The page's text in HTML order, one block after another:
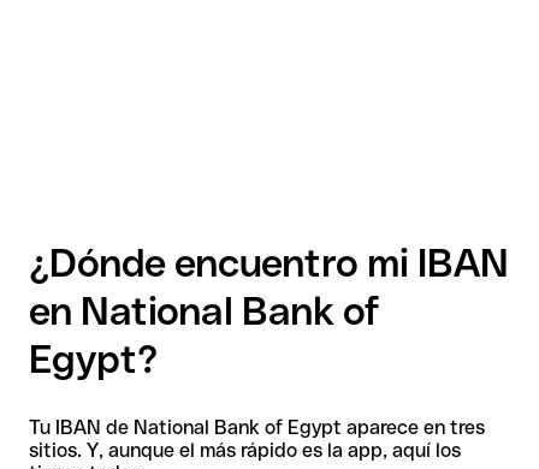
¿Dónde encuentro mi IBAN
en National Bank of
Egypt?
Tu IBAN de National Bank of Egypt aparece en tres
sitios. Y, aunque el más rápido es la app, aquí los